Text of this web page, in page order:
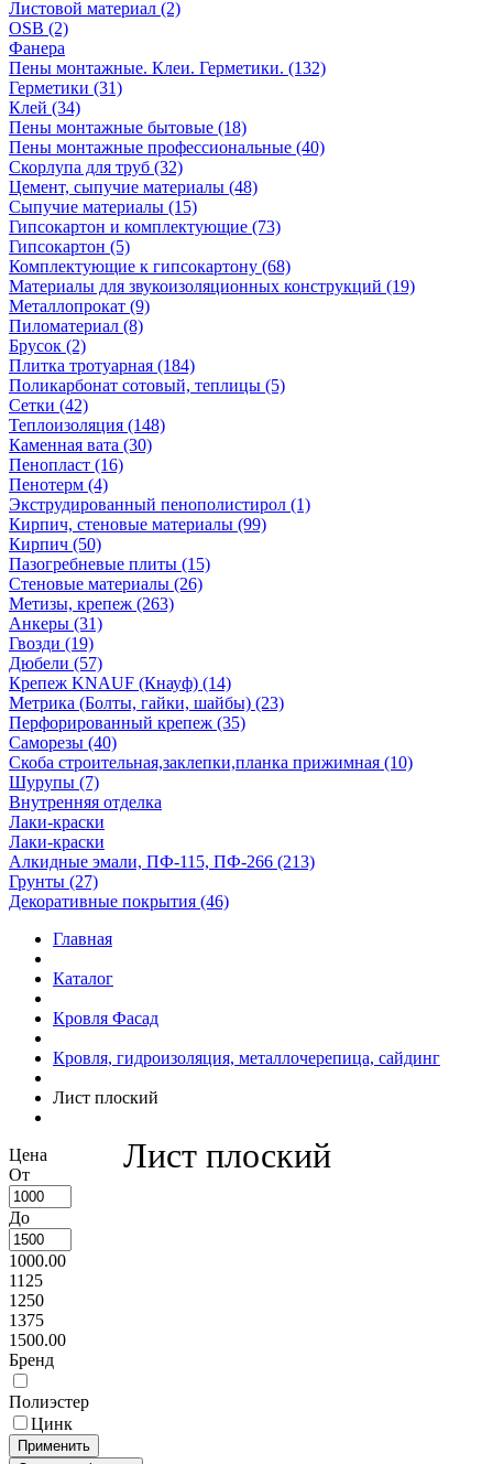
Листовой материал (2)
OSB (2)
Фанера
Пены монтажные. Клеи. Герметики. (132)
Герметики (31)
Клей (34)
Пены монтажные бытовые (18)
Пены монтажные профессиональные (40)
Скорлупа для труб (32)
Цемент, сыпучие материалы (48)
Сыпучие материалы (15)
Гипсокартон и комплектующие (73)
Гипсокартон (5)
Комплектующие к гипсокартону (68)
Материалы для звукоизоляционных конструкций (19)
Металлопрокат (9)
Пиломатериал (8)
Брусок (2)
Плитка тротуарная (184)
Поликарбонат сотовый, теплицы (5)
Сетки (42)
Теплоизоляция (148)
Каменная вата (30)
Пенопласт (16)
Пенотерм (4)
Экструдированный пенополистирол (1)
Кирпич, стеновые материалы (99)
Кирпич (50)
Пазогребневые плиты (15)
Стеновые материалы (26)
Метизы, крепеж (263)
Анкеры (31)
Гвозди (19)
Дюбели (57)
Крепеж KNAUF (Кнауф) (14)
Метрика (Болты, гайки, шайбы) (23)
Перфорированный крепеж (35)
Саморезы (40)
Скоба строительная,заклепки,планка прижимная (10)
Шурупы (7)
Внутренняя отделка
Лаки-краски
Лаки-краски
Алкидные эмали, ПФ-115, ПФ-266 (213)
Грунты (27)
Декоративные покрытия (46)
Главная
Каталог
Кровля Фасад
Кровля, гидроизоляция, металлочерепица, сайдинг
Лист плоский
Цена
От
До
1000.00
1125
1250
1375
1500.00
Бренд
Полиэстер
Цинк
Лист плоский